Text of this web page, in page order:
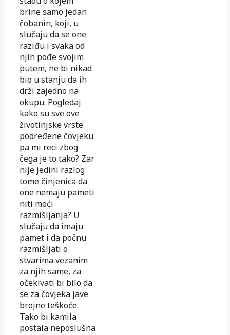
brine samo jedan
čobanin, koji, u
slučaju da se one
raziđu i svaka od
njih pođe svojim
putem, ne bi nikad
bio u stanju da ih
drži zajedno na
okupu. Pogledaj
kako su sve ove
životinjske vrste
podređene čovjeku
pa mi reci zbog
čega je to tako? Zar
nije jedini razlog
tome činjenica da
one nemaju pameti
niti moći
razmišljanja? U
slučaju da imaju
pamet i da počnu
razmišljati o
stvarima vezanim
za njih same, za
očekivati bi bilo da
se za čovjeka jave
brojne teškoće.
Tako bi kamila
postala neposlušna